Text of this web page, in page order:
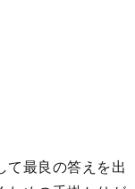
最良の答えを出